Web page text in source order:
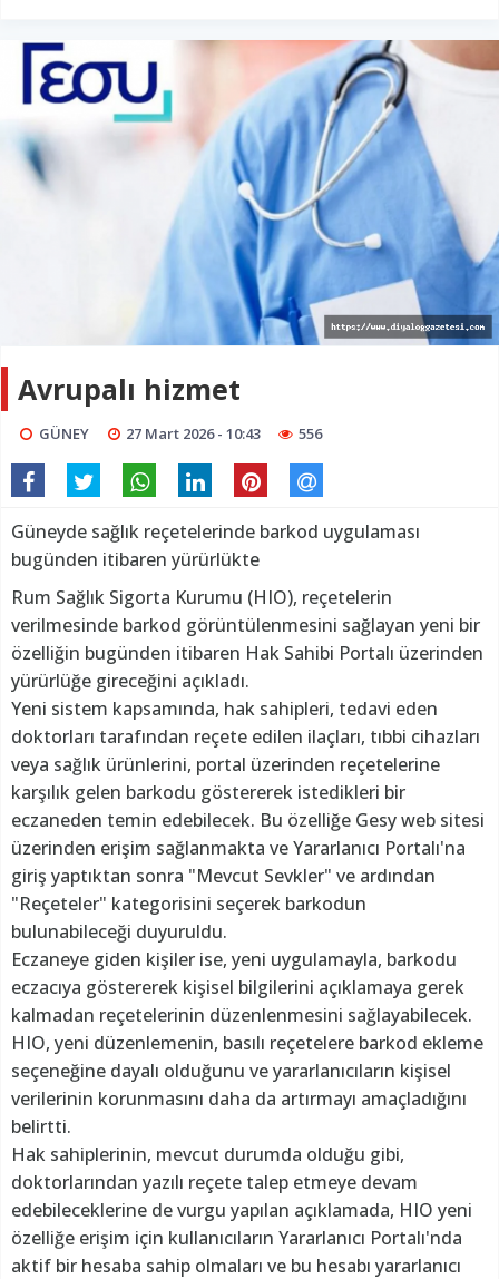
Avrupalı hizmet
GÜNEY 27 Mart 2026 - 10:43 556
Güneyde sağlık reçetelerinde barkod uygulaması
bugünden itibaren yürürlükte
Rum Sağlık Sigorta Kurumu (HIO), reçetelerin
verilmesinde barkod görüntülenmesini sağlayan yeni bir
özelliğin bugünden itibaren Hak Sahibi Portalı üzerinden
yürürlüğe gireceğini açıkladı.
Yeni sistem kapsamında, hak sahipleri, tedavi eden
doktorları tarafından reçete edilen ilaçları, tıbbi cihazları
veya sağlık ürünlerini, portal üzerinden reçetelerine
karşılık gelen barkodu göstererek istedikleri bir
eczaneden temin edebilecek. Bu özelliğe Gesy web sitesi
üzerinden erişim sağlanmakta ve Yararlanıcı Portalı'na
giriş yaptıktan sonra "Mevcut Sevkler" ve ardından
"Reçeteler" kategorisini seçerek barkodun
bulunabileceği duyuruldu.
Eczaneye giden kişiler ise, yeni uygulamayla, barkodu
eczacıya göstererek kişisel bilgilerini açıklamaya gerek
kalmadan reçetelerinin düzenlenmesini sağlayabilecek.
HIO, yeni düzenlemenin, basılı reçetelere barkod ekleme
seçeneğine dayalı olduğunu ve yararlanıcıların kişisel
verilerinin korunmasını daha da artırmayı amaçladığını
belirtti.
Hak sahiplerinin, mevcut durumda olduğu gibi,
doktorlarından yazılı reçete talep etmeye devam
edebileceklerine de vurgu yapılan açıklamada, HIO yeni
özelliğe erişim için kullanıcıların Yararlanıcı Portalı'nda
aktif bir hesaba sahip olmaları ve bu hesabı yararlanıcı